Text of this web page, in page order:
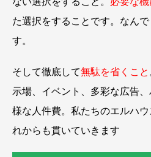
た選択をすることです。なん
す。
そして徹底して無駄を省くこと
示場、イベント、多彩な広告
様な人件費。私たちのエルハ
れからも貫いていきます